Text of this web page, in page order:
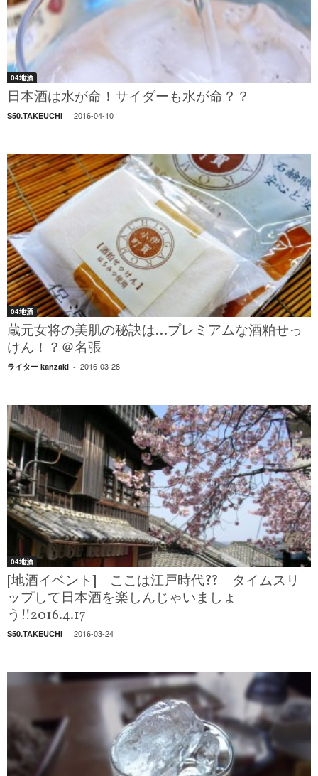
04地酒
日本酒は水が命！サイダーも水が命？？
S50.TAKEUCHI - 2016-04-10
04地酒
蔵元女将の美肌の秘訣は…プレミアムな酒粕せっ
けん！？＠名張
ライター kanzaki - 2016-03-28
04地酒
[地酒イベント] ここは江戸時代?? タイムスリ
ップして日本酒を楽しんじゃいましょ
う!!2016.4.17
S50.TAKEUCHI - 2016-03-24